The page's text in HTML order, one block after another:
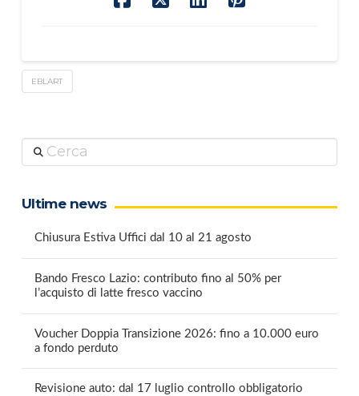
EBLART
Cerca
Ultime news
Chiusura Estiva Uffici dal 10 al 21 agosto
Bando Fresco Lazio: contributo fino al 50% per
l’acquisto di latte fresco vaccino
Voucher Doppia Transizione 2026: fino a 10.000 euro
a fondo perduto
Revisione auto: dal 17 luglio controllo obbligatorio